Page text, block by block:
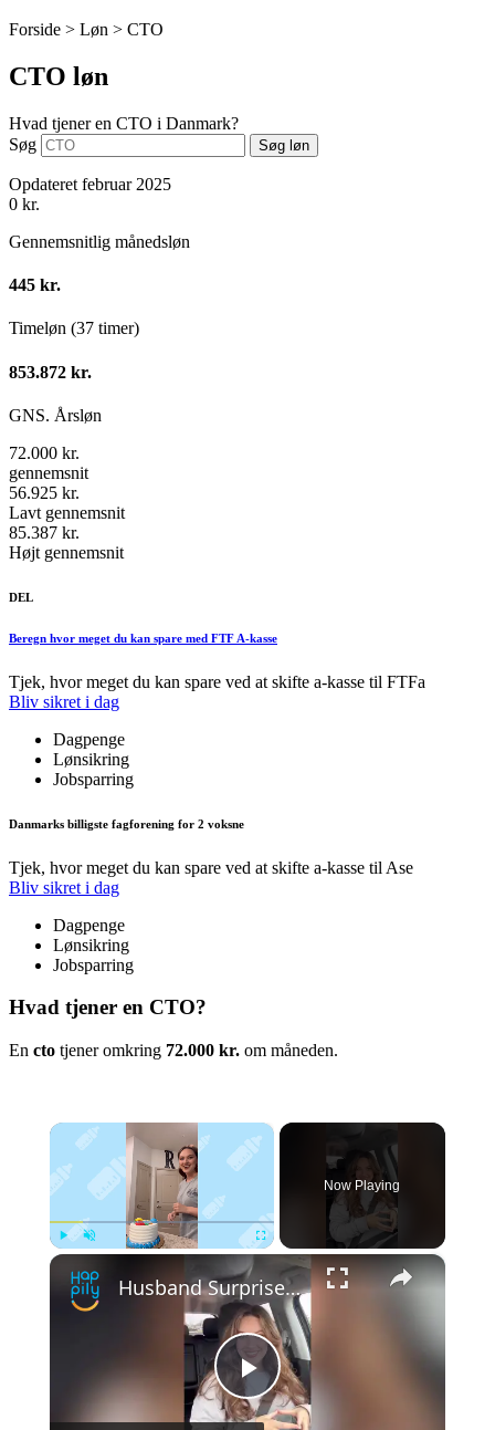
Forside > Løn > CTO
CTO løn
Hvad tjener en CTO i Danmark?
Søg
Søg løn
Opdateret februar 2025
0 kr.
Gennemsnitlig månedsløn
445 kr.
Timeløn (37 timer)
853.872 kr.
GNS. Årsløn
72.000 kr.
gennemsnit
56.925 kr.
Lavt gennemsnit
85.387 kr.
Højt gennemsnit
DEL
Beregn hvor meget du kan spare med FTF A-kasse
Tjek, hvor meget du kan spare ved at skifte a-kasse til FTFa
Bliv sikret i dag
Dagpenge
Lønsikring
Jobsparring
Danmarks billigste fagforening for 2 voksne
Tjek, hvor meget du kan spare ved at skifte a-kasse til Ase
Bliv sikret i dag
Dagpenge
Lønsikring
Jobsparring
Hvad tjener en CTO?
En cto tjener omkring 72.000 kr. om måneden.
×
Now Playing
×
Play
Husband Surprised With Cake Announcing Wife's Rainbow Baby News | Happily TV